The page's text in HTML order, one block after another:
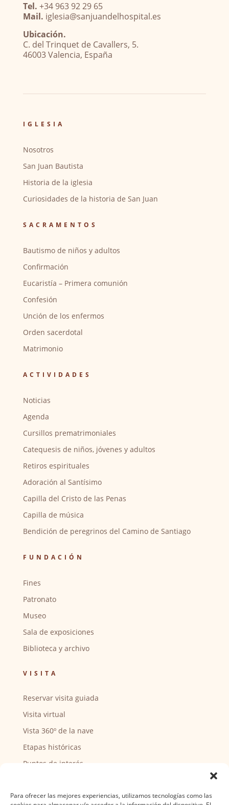
Para ofrecer las mejores experiencias, utilizamos tecnologías como las
Tel. +34 963 92 29 65
Mail. iglesia@sanjuandelhospital.es
Ubicación.
C. del Trinquet de Cavallers, 5.
46003 Valencia, España
IGLESIA
Nosotros
San Juan Bautista
Historia de la iglesia
Curiosidades de la historia de San Juan
SACRAMENTOS
Bautismo de niños y adultos
Confirmación
Eucaristía – Primera comunión
Confesión
Unción de los enfermos
Orden sacerdotal
Matrimonio
ACTIVIDADES
Noticias
Agenda
Cursillos prematrimoniales
Catequesis de niños, jóvenes y adultos
Retiros espirituales
Adoración al Santísimo
Capilla del Cristo de las Penas
Capilla de música
Bendición de peregrinos del Camino de Santiago
FUNDACIÓN
Fines
Patronato
Museo
Sala de exposiciones
Biblioteca y archivo
VISITA
Reservar visita guiada
Visita virtual
Vista 360º de la nave
Etapas históricas
Puntos de interés